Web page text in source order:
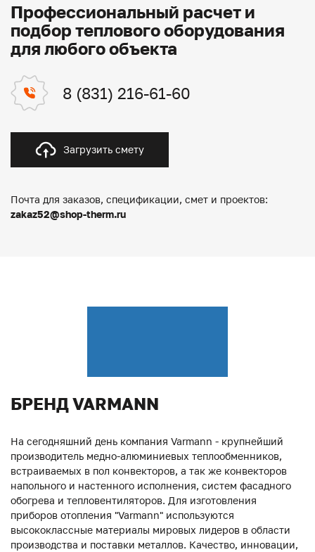
Профессиональный расчет и
подбор теплового оборудования
для любого объекта
8 (831) 216-61-60
Загрузить смету
Почта для заказов, спецификации, смет и проектов:
zakaz52@shop-therm.ru
БРЕНД VARMANN
На сегодняшний день компания Varmann - крупнейший
производитель медно-алюминиевых теплообменников,
встраиваемых в пол конвекторов, а так же конвекторов
напольного и настенного исполнения, систем фасадного
обогрева и тепловентиляторов. Для изготовления
приборов отопления "Varmann" используются
высококлассные материалы мировых лидеров в области
производства и поставки металлов. Качество, инновации,